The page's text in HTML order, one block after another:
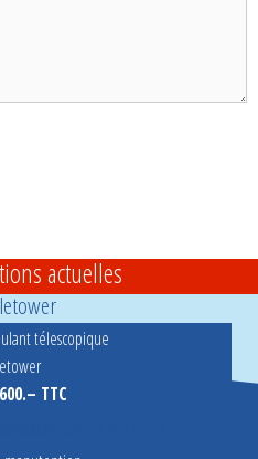
actuelles
télescopique
TTC